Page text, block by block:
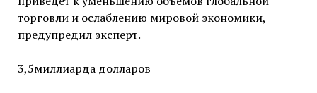
торговли и ослаблению мировой экономики,
предупредил эксперт.
3,5миллиарда долларов